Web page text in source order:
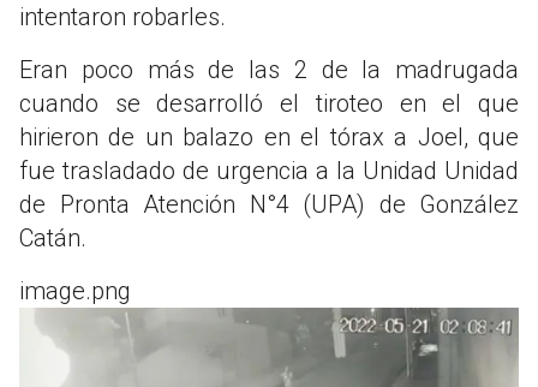
intentaron robarles.
Eran poco más de las 2 de la madrugada
cuando se desarrolló el tiroteo en el que
hirieron de un balazo en el tórax a Joel, que
fue trasladado de urgencia a la Unidad Unidad
de Pronta Atención N°4 (UPA) de González
Catán.
image.png